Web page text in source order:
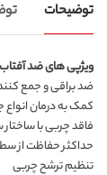
توضیحات
ویژپی های ضد
ضد براقی و جمع
کمک به درمان
فاقد چربی با
حداکثر حفاظت از
تنظیم ترشح چربی